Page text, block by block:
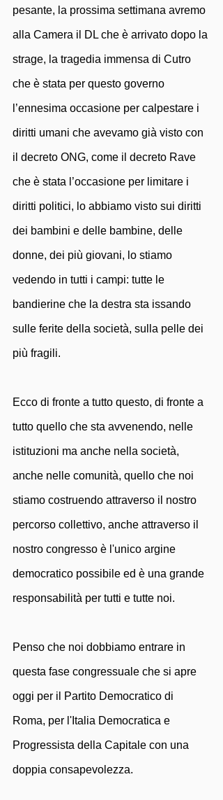
pesante, la prossima settimana avremo
alla Camera il DL che è arrivato dopo la
strage, la tragedia immensa di Cutro
che è stata per questo governo
l’ennesima occasione per calpestare i
diritti umani che avevamo già visto con
il decreto ONG, come il decreto Rave
che è stata l’occasione per limitare i
diritti politici, lo abbiamo visto sui diritti
dei bambini e delle bambine, delle
donne, dei più giovani, lo stiamo
vedendo in tutti i campi: tutte le
bandierine che la destra sta issando
sulle ferite della società, sulla pelle dei
più fragili.
Ecco di fronte a tutto questo, di fronte a
tutto quello che sta avvenendo, nelle
istituzioni ma anche nella società,
anche nelle comunità, quello che noi
stiamo costruendo attraverso il nostro
percorso collettivo, anche attraverso il
nostro congresso è l'unico argine
democratico possibile ed è una grande
responsabilità per tutti e tutte noi.
Penso che noi dobbiamo entrare in
questa fase congressuale che si apre
oggi per il Partito Democratico di
Roma, per l'Italia Democratica e
Progressista della Capitale con una
doppia consapevolezza.